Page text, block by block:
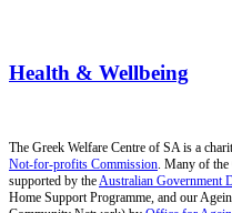
Health & Wellbeing
The Greek Welfare Centre of SA is a
Not-for-profits Commission. Many of the
supported by theAustralian Government
Home Support Programme, and our